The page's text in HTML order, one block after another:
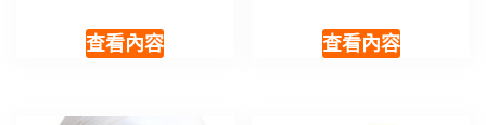
查看內容 查看內容